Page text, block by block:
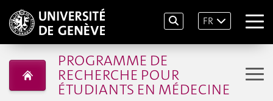
FR
PROGRAMME DE
RECHERCHE POUR
ÉTUDIANTS EN MÉDECINE